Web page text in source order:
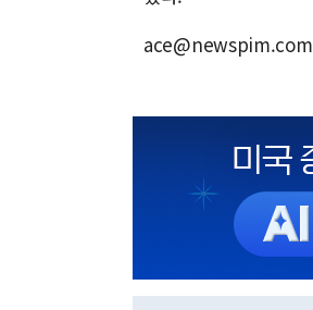
ace@newspim.com